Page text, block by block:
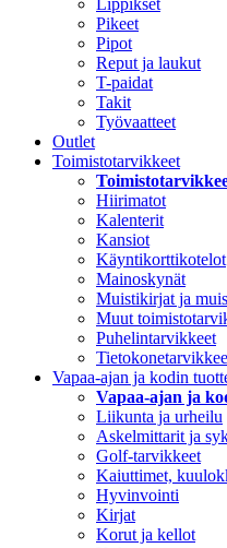
Lippikset
Pikeet
Pipot
Reput ja laukut
T-paidat
Takit
Työvaatteet
Outlet
Toimistotarvikkeet
Hiirimatot
Kalenterit
Kansiot
Käyntikorttikotelot
Mainoskynät
Muistikirjat ja
Muut
Puhelintarvikkeet
Vapaa-ajan ja kodin
Vapaa-ajan ja
Liikunta ja urheilu
Askelmittarit ja
Golf-tarvikkeet
Kaiuttimet,
Hyvinvointi
Kirjat
Korut ja kellot